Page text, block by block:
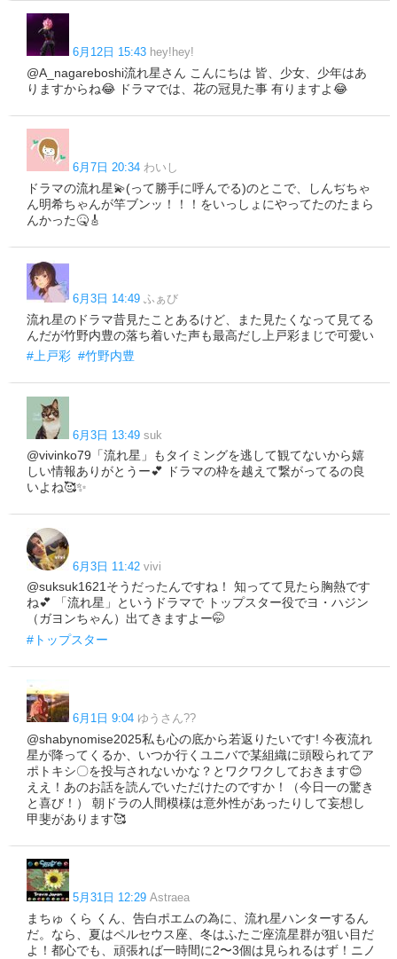
6月12日 15:43 hey!hey!
@A_nagareboshi流れ星さん こんにちは 皆、少女、少年はあ
りますからね😂 ドラマでは、花の冠見た事 有りますよ😂
6月7日 20:34 わいし
ドラマの流れ星💫(って勝手に呼んでる)のとこで、しんぢちゃ
ん明希ちゃんが竿ブンッ！！！をいっしょにやってたのたまら
んかった🤒🎸
6月3日 14:49 ふぁび
流れ星のドラマ昔見たことあるけど、また見たくなって見てる
んだが竹野内豊の落ち着いた声も最高だし上戸彩まじで可愛い
#上戸彩 #竹野内豊
6月3日 13:49 suk
@vivinko79「流れ星」もタイミングを逃して観てないから嬉
しい情報ありがとうー💕 ドラマの枠を越えて繋がってるの良
いよね🥰✨
6月3日 11:42 vivi
@suksuk1621そうだったんですね！ 知ってて見たら胸熱です
ね💕 「流れ星」というドラマで トップスター役でヨ・ハジン
（ガヨンちゃん）出てきますよー🤭
#トップスター
6月1日 9:04 ゆうさん??
@shabynomise2025私も心の底から若返りたいです! 今夜流れ
星が降ってくるか、いつか行くユニバで某組織に頭殴られてア
ポトキシ〇を投与されないかな？とワクワクしておきます😊
ええ！あのお話を読んでいただけたのですか！（今日一の驚き
と喜び！） 朝ドラの人間模様は意外性があったりして妄想し
甲斐があります🥰
5月31日 12:29 Astraea
まちゅ くら くん、告白ポエムの為に、流れ星ハンターするん
だ。なら、夏はペルセウス座、冬はふたご座流星群が狙い目だ
よ！都心でも、頑張れば一時間に2〜3個は見られるはず！ニノ